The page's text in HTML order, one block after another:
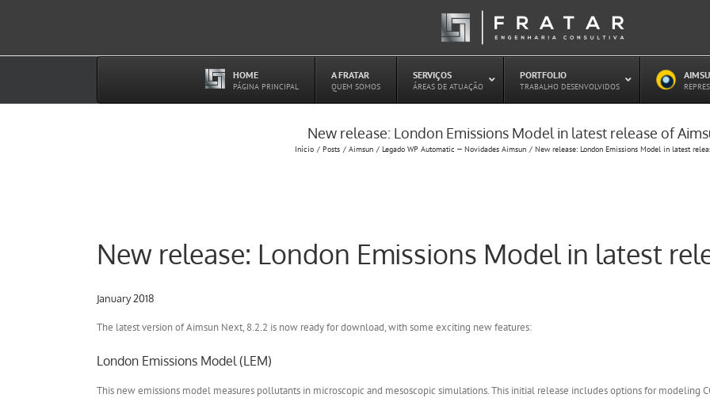
conteúdo
HOME
PÁGINA PRINCIPAL
A FRATAR
QUEM SOMOS
SERVIÇOS
ÁREAS DE ATUAÇÃO
Estudo de Concessões Rodoviárias
Otimização Semafórica
PORTFOLIO
TRABALHO DESENVOLVIDOS
New release: London Emissions Model in latest release of
Início Posts Aimsun Legado WP Automatic — Novidades Aimsun New release: London Emissions Model in latest
New release: London Emissions Model in latest
January 2018
The latest version of Aimsun Next, 8.2.2 is now ready for download, with some exciting new features:
London Emissions Model (LEM)
This new emissions model measures pollutants in microscopic and mesoscopic simulations. This initial release includes options for modeling